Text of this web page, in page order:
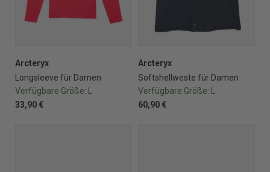
Arcteryx
Longsleeve für Damen
Verfügbare Größe:
33,90 €
Arcteryx
Softshellweste für Damen
Verfügbare Größe:
60,90 €